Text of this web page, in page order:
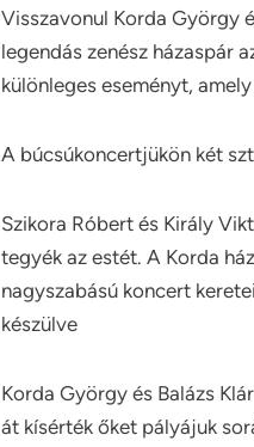
Visszavonul Korda György
legendás zenész házaspár
különleges eseményt,
A búcsúkoncertjükön két
Szikora Róbert és Király
tegyék az estét. A Korda
nagyszabású koncert
készülve
Korda György és Balázs
át kísérték őket pályájuk